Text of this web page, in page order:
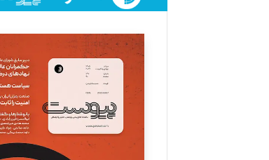
فائزه فتحی رستمی
تحریریه
سروش کرمیان
تحریریه
مینا پاکدل